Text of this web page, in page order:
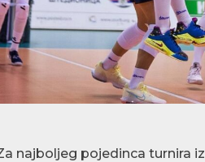
najboljeg pojedinca turnira